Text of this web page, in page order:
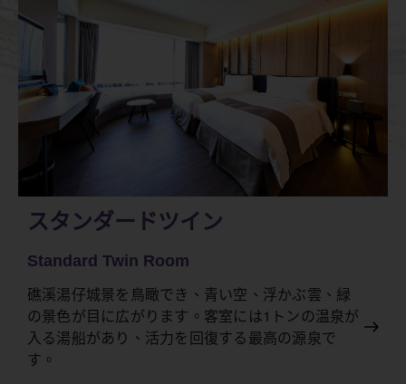
スタンダードツイン
Standard Twin Room
礁溪湯仔城景を鳥瞰でき、青い空、浮かぶ雲、緑
の景色が目に広がります。客室には1トンの温泉が
入る湯船があり、活力を回復する最高の源泉で
す。